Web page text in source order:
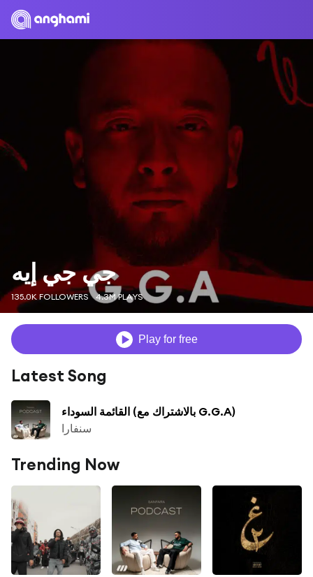
جي جي إيه
135.0K FOLLOWERS 4.3M PLAYS
Play for free
Latest Song
القائمة السوداء (بالاشتراك مع G.G.A)
سنفارا
Trending Now